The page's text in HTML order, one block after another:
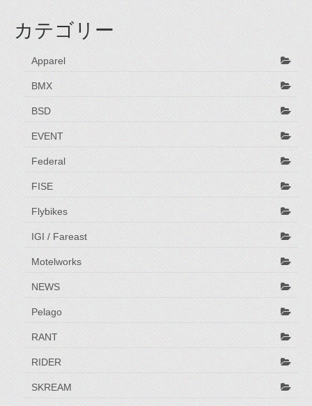
カテゴリー
Apparel
BMX
BSD
EVENT
Federal
FISE
Flybikes
IGI / Fareast
Motelworks
NEWS
Pelago
RANT
RIDER
SKREAM